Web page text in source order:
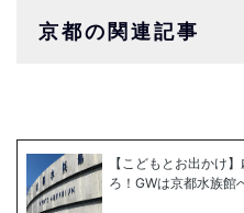
京都の関連記事